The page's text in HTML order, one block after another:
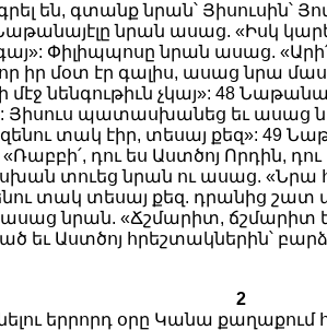
են, գտանք նրան՝ Յիսուսին՝
նրան ասաց. «Իսկ
Փիլիպպոսը նրան ասաց.
իր մօտ էր գալիս, ասաց նրա
մէջ նենգութիւն չկայ»: 48
Յիսուս պատասխանեց եւ ասաց
տակ էիր, տեսայ քեզ»: 49
դու ես Աստծոյ Որդին,
տուեց նրան ու ասաց. «Նրա
տակ տեսայ քեզ. դրանից շատ
ասաց նրան. «Ճշմարիտ, ճշմարիտ
եւ Աստծոյ հրեշտակներին՝
2
երրորդ օրը Կանա քաղաքում